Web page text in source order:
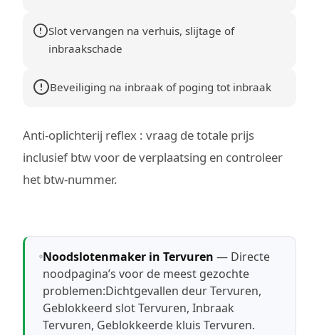
Slot vervangen na verhuis, slijtage of
inbraakschade
Beveiliging na inbraak of poging tot inbraak
Anti-oplichterij reflex : vraag de totale prijs
inclusief btw voor de verplaatsing en controleer
het btw-nummer.
Noodslotenmaker in Tervuren — Directe
noodpagina’s voor de meest gezochte
problemen:Dichtgevallen deur Tervuren,
Geblokkeerd slot Tervuren,Inbraak
Tervuren, Geblokkeerde kluis Tervuren.